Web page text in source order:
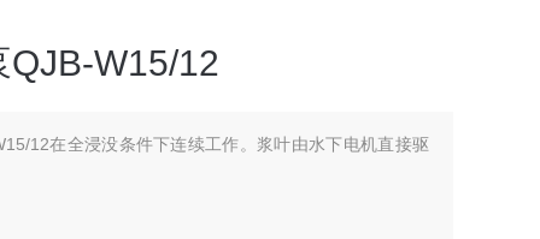
W15/12
12在全浸没条件下连续工作。浆叶由水下电机直接驱